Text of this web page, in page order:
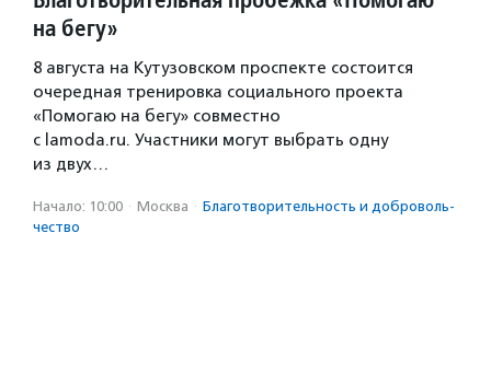
на бегу»
8 августа на Кутузовском проспекте состоится
очередная тренировка социального проекта
«Помогаю на бегу» совместно
с lamoda.ru. Участники могут выбрать одну
из двух…
Начало: 10:00 · Москва · Благотвори­тель­ность и доброволь­
чест­во